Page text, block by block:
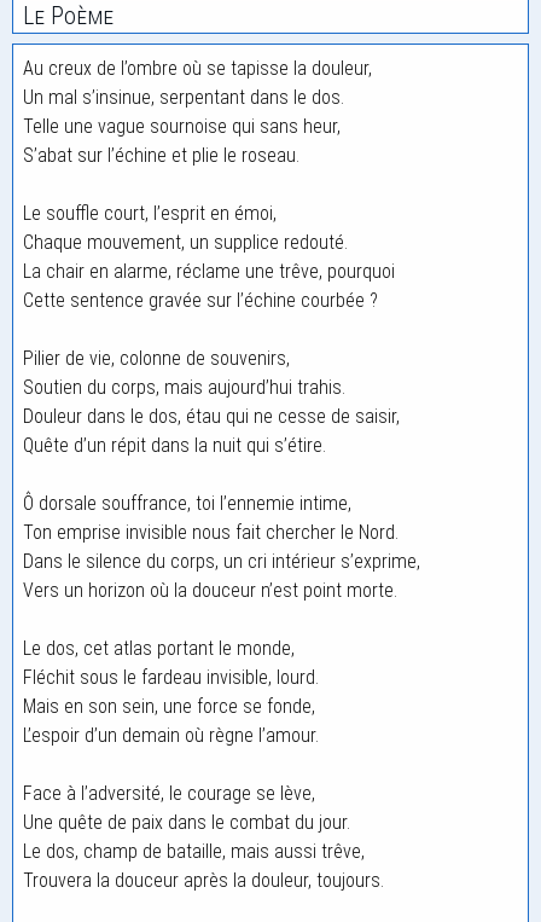
Le Poème
Au creux de l’ombre où se tapisse la douleur,
Un mal s’insinue, serpentant dans le dos.
Telle une vague sournoise qui sans heur,
S’abat sur l’échine et plie le roseau.
Le souffle court, l’esprit en émoi,
Chaque mouvement, un supplice redouté.
La chair en alarme, réclame une trêve, pourquoi
Cette sentence gravée sur l’échine courbée ?
Pilier de vie, colonne de souvenirs,
Soutien du corps, mais aujourd’hui trahis.
Douleur dans le dos, étau qui ne cesse de saisir,
Quête d’un répit dans la nuit qui s’étire.
Ô dorsale souffrance, toi l’ennemie intime,
Ton emprise invisible nous fait chercher le Nord.
Dans le silence du corps, un cri intérieur s’exprime,
Vers un horizon où la douceur n’est point morte.
Le dos, cet atlas portant le monde,
Fléchit sous le fardeau invisible, lourd.
Mais en son sein, une force se fonde,
L’espoir d’un demain où règne l’amour.
Face à l’adversité, le courage se lève,
Une quête de paix dans le combat du jour.
Le dos, champ de bataille, mais aussi trêve,
Trouvera la douceur après la douleur, toujours.